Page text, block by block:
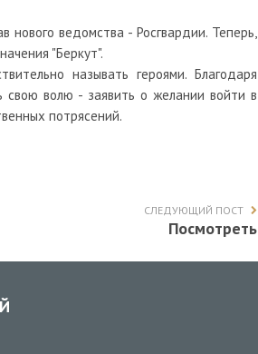
ведомства - Росгвардии. Теперь,
"Беркут".
называть героями. Благодаря
свою волю - заявить о желании войти в
потрясений.
СЛЕДУЮЩИЙ ПОСТ
Посмотреть